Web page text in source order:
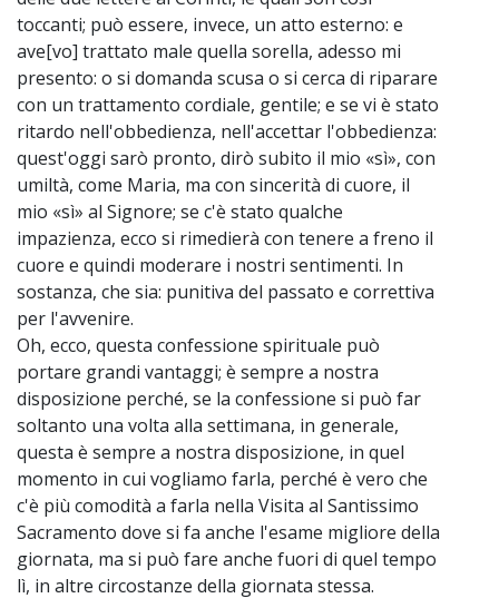
toccanti; può essere, invece, un atto esterno: e
ave[vo] trattato male quella sorella, adesso mi
presento: o si domanda scusa o si cerca di riparare
con un trattamento cordiale, gentile; e se vi è stato
ritardo nell'obbedienza, nell'accettar l'obbedienza:
quest'oggi sarò pronto, dirò subito il mio «sì», con
umiltà, come Maria, ma con sincerità di cuore, il
mio «sì» al Signore; se c'è stato qualche
impazienza, ecco si rimedierà con tenere a freno il
cuore e quindi moderare i nostri sentimenti. In
sostanza, che sia: punitiva del passato e correttiva
per l'avvenire.
Oh, ecco, questa confessione spirituale può
portare grandi vantaggi; è sempre a nostra
disposizione perché, se la confessione si può far
soltanto una volta alla settimana, in generale,
questa è sempre a nostra disposizione, in quel
momento in cui vogliamo farla, perché è vero che
c'è più comodità a farla nella Visita al Santissimo
Sacramento dove si fa anche l'esame migliore della
giornata, ma si può fare anche fuori di quel tempo
lì, in altre circostanze della giornata stessa.